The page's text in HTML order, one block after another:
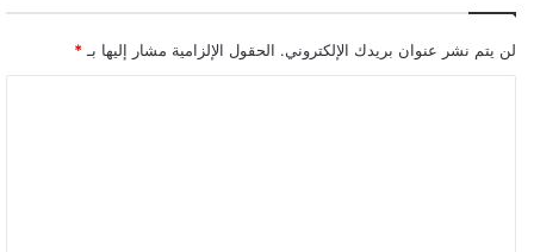
لن يتم نشر عنوان بريدك الإلكتروني. الحقول الإلزامية مشار إليها بـ *